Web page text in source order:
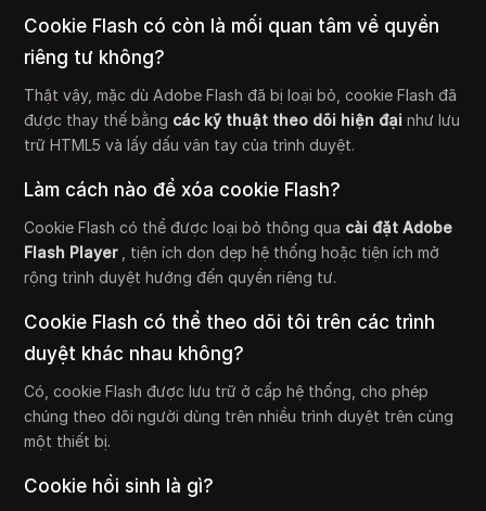
Cookie Flash có còn là mối quan tâm về quyền
riêng tư không?
Thật vậy, mặc dù Adobe Flash đã bị loại bỏ, cookie Flash đã
được thay thế bằng các kỹ thuật theo dõi hiện đạinhư lưu
trữ HTML5 và lấy dấu vân tay của trình duyệt.
Làm cách nào để xóa cookie Flash?
Cookie Flash có thể được loại bỏ thông qua cài đặt Adobe
Flash Player
, tiện ích dọn dẹp hệ thống hoặc tiện ích mở
rộng trình duyệt hướng đến quyền riêng tư.
Cookie Flash có thể theo dõi tôi trên các trình
duyệt khác nhau không?
Có, cookie Flash được lưu trữ ở cấp hệ thống, cho phép
chúng theo dõi người dùng trên nhiều trình duyệt trên cùng
một thiết bị.
Cookie hồi sinh là gì?